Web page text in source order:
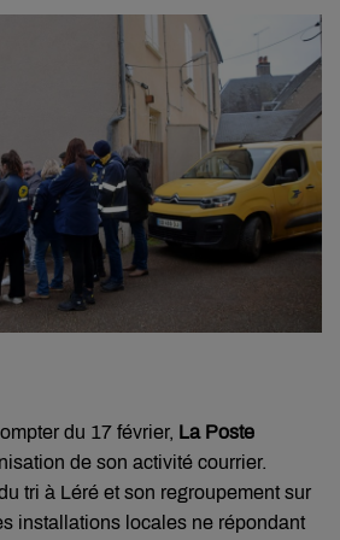
du 17 février, La Poste
de son activité courrier.
tri à Léré et son regroupement sur
installations locales ne répondant